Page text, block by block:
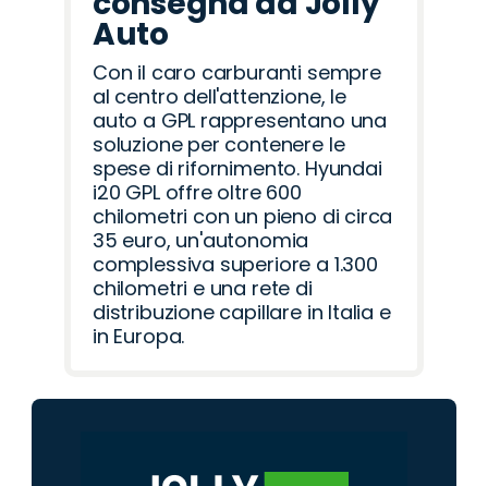
Auto
Con il caro carburanti sempre
al centro dell'attenzione, le
auto a GPL rappresentano una
soluzione per contenere le
spese di rifornimento. Hyundai
i20 GPL offre oltre 600
chilometri con un pieno di circa
35 euro, un'autonomia
complessiva superiore a 1.300
chilometri e una rete di
distribuzione capillare in Italia e
in Europa.